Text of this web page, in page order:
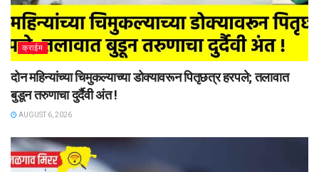
क्राईम
दोन महिन्यांच्या चिमुकल्याच्या डोक्यावरून पितृछत्र हरपले; तलावात
बुडून तरुणाचा दुर्दैवी अंत !
AUGUST 6, 2026